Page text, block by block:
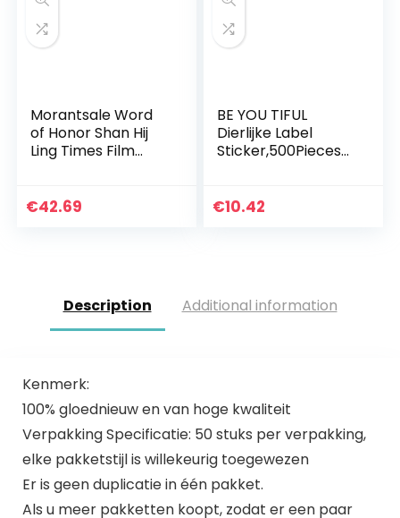
Morantsale Word
of Honor Shan Hij
Ling Times Film
Boek Zhang
€42.69
BE YOU TIFUL
Dierlijke Label
Sticker,500Pieces
Motivational
€10.42
Description Additional information
Kenmerk:
100% gloednieuw en van hoge kwaliteit
Verpakking Specificatie: 50 stuks per verpakking,
elke pakketstijl is willekeurig toegewezen
Er is geen duplicatie in één pakket.
Als u meer pakketten koopt, zodat er een paar